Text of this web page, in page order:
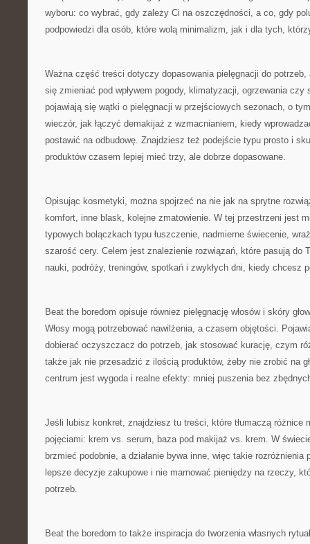
wyboru: co wybrać, gdy zależy Ci na oszczędności, a co, gdy
podpowiedzi dla osób, które wolą minimalizm, jak i dla tych,
Ważna część treści dotyczy dopasowania pielęgnacji do
się zmieniać pod wpływem pogody, klimatyzacji, ogrzewania czy
pojawiają się wątki o pielęgnacji w przejściowych sezonach, o
wieczór, jak łączyć demakijaż z wzmacnianiem, kiedy
postawić na odbudowę. Znajdziesz też podejście typu prosto i
produktów czasem lepiej mieć trzy, ale dobrze dopasowane.
Opisując kosmetyki, można spojrzeć na nie jak na sprytne
komfort, inne blask, kolejne zmatowienie. W tej przestrzeni jest
typowych bolączkach typu łuszczenie, nadmierne świecenie,
szarość cery. Celem jest znalezienie rozwiązań, które pasują do
nauki, podróży, treningów, spotkań i zwykłych dni, kiedy chcesz
Beat the boredom opisuje również pielęgnację włosów i skóry
Włosy mogą potrzebować nawilżenia, a czasem objętości.
dobierać oczyszczacz do potrzeb, jak stosować kurację, czym
także jak nie przesadzić z ilością produktów, żeby nie zrobić na
centrum jest wygoda i realne efekty: mniej puszenia bez
Jeśli lubisz konkret, znajdziesz tu treści, które tłumaczą różnice
pojęciami: krem vs. serum, baza pod makijaż vs. krem. W
brzmieć podobnie, a działanie bywa inne, więc takie rozróżnienia
lepsze decyzje zakupowe i nie marnować pieniędzy na rzeczy,
potrzeb.
Beat the boredom to także inspiracja do tworzenia własnych